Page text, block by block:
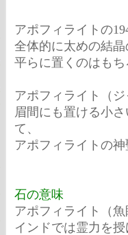
アポフィライトの
全体的に太めの結
平らに置くのはも
アポフィライト（
眉間にも置ける小
て、
アポフィライトの
石の意味
アポフィライト（
インドでは霊力を